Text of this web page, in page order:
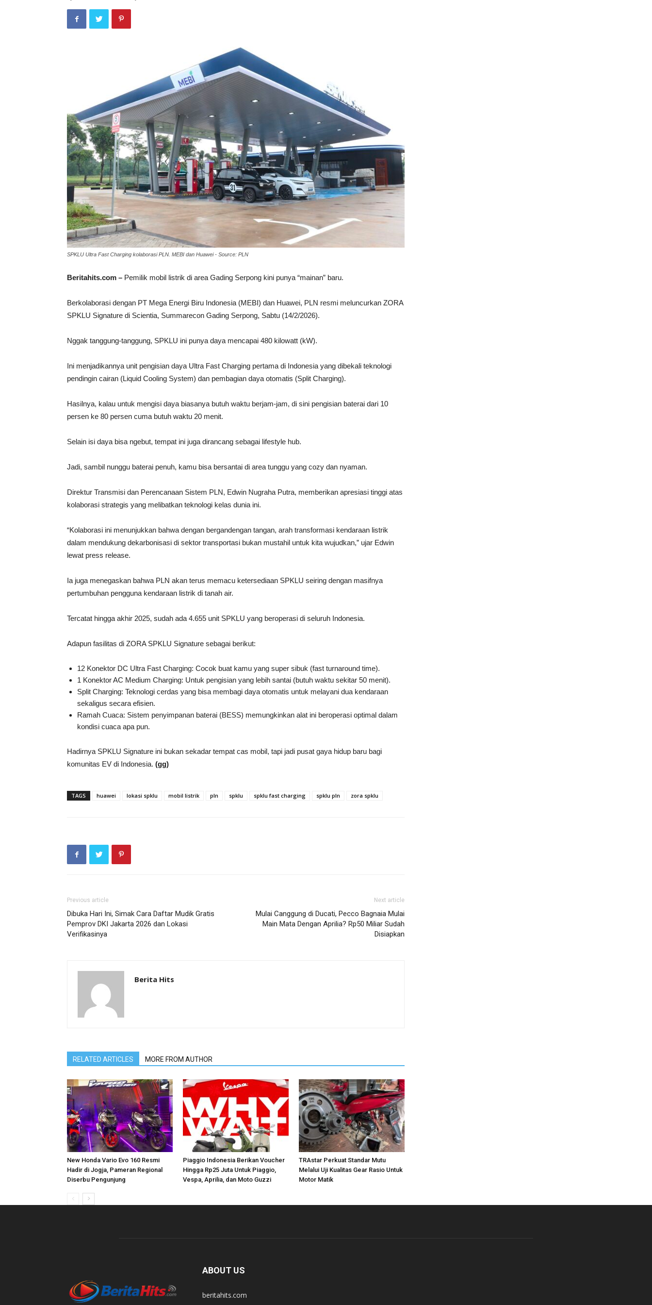
SPKLU Ultra Fast Charging kolaborasi PLN. MEBI dan Huawei - Source: PLN
Beritahits.com – Pemilik mobil listrik di area Gading Serpong kini punya “mainan” baru.
Berkolaborasi dengan PT Mega Energi Biru Indonesia (MEBI) dan Huawei, PLN resmi meluncurkan ZORA
SPKLU Signature di Scientia, Summarecon Gading Serpong, Sabtu (14/2/2026).
Nggak tanggung-tanggung, SPKLU ini punya daya mencapai 480 kilowatt (kW).
Ini menjadikannya unit pengisian daya Ultra Fast Charging pertama di Indonesia yang dibekali teknologi
pendingin cairan (Liquid Cooling System) dan pembagian daya otomatis (Split Charging).
Hasilnya, kalau untuk mengisi daya biasanya butuh waktu berjam-jam, di sini pengisian baterai dari 10
persen ke 80 persen cuma butuh waktu 20 menit.
Selain isi daya bisa ngebut, tempat ini juga dirancang sebagai lifestyle hub.
Jadi, sambil nunggu baterai penuh, kamu bisa bersantai di area tunggu yang cozy dan nyaman.
Direktur Transmisi dan Perencanaan Sistem PLN, Edwin Nugraha Putra, memberikan apresiasi tinggi atas
kolaborasi strategis yang melibatkan teknologi kelas dunia ini.
“Kolaborasi ini menunjukkan bahwa dengan bergandengan tangan, arah transformasi kendaraan listrik
dalam mendukung dekarbonisasi di sektor transportasi bukan mustahil untuk kita wujudkan,” ujar Edwin
lewat press release.
Ia juga menegaskan bahwa PLN akan terus memacu ketersediaan SPKLU seiring dengan masifnya
pertumbuhan pengguna kendaraan listrik di tanah air.
Tercatat hingga akhir 2025, sudah ada 4.655 unit SPKLU yang beroperasi di seluruh Indonesia.
Adapun fasilitas di ZORA SPKLU Signature sebagai berikut:
12 Konektor DC Ultra Fast Charging: Cocok buat kamu yang super sibuk (fast turnaround time).
1 Konektor AC Medium Charging: Untuk pengisian yang lebih santai (butuh waktu sekitar 50 menit).
Split Charging: Teknologi cerdas yang bisa membagi daya otomatis untuk melayani dua kendaraan
sekaligus secara efisien.
Ramah Cuaca: Sistem penyimpanan baterai (BESS) memungkinkan alat ini beroperasi optimal dalam
kondisi cuaca apa pun.
Hadirnya SPKLU Signature ini bukan sekadar tempat cas mobil, tapi jadi pusat gaya hidup baru bagi
komunitas EV di Indonesia. (gg)
TAGS huawei lokasi spklu mobil listrik pln spklu spklu fast charging spklu pln zora spklu
Previous article
Dibuka Hari Ini, Simak Cara Daftar Mudik Gratis
Pemprov DKI Jakarta 2026 dan Lokasi
Verifikasinya
Next article
Mulai Canggung di Ducati, Pecco Bagnaia Mulai
Main Mata Dengan Aprilia? Rp50 Miliar Sudah
Disiapkan
Berita Hits
RELATED ARTICLES MORE FROM AUTHOR
New Honda Vario Evo 160 Resmi
Hadir di Jogja, Pameran Regional
Diserbu Pengunjung
Piaggio Indonesia Berikan Voucher
Hingga Rp25 Juta Untuk Piaggio,
Vespa, Aprilia, dan Moto Guzzi
TRAstar Perkuat Standar Mutu
Melalui Uji Kualitas Gear Rasio Untuk
Motor Matik
ABOUT US
beritahits.com